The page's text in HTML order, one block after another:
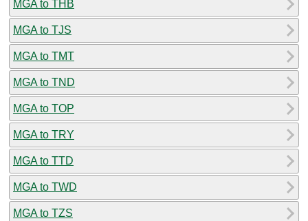
MGA to THB
MGA to TJS
MGA to TMT
MGA to TND
MGA to TOP
MGA to TRY
MGA to TTD
MGA to TWD
MGA to TZS